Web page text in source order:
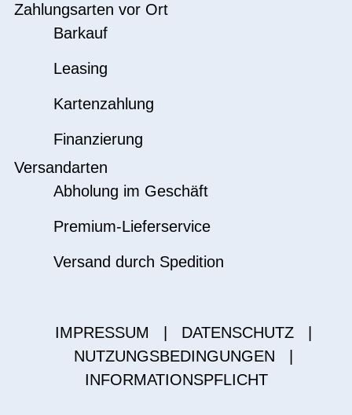
Zahlungsarten vor Ort
Barkauf
Leasing
Kartenzahlung
Finanzierung
Versandarten
Abholung im Geschäft
Premium-Lieferservice
Versand durch Spedition
IMPRESSUM DATENSCHUTZ
NUTZUNGSBEDINGUNGEN
INFORMATIONSPFLICHT